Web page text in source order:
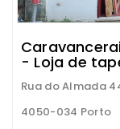
- Loja de
Rua do Almada
4050-034 Porto